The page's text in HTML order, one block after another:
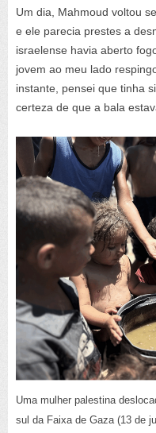
Um dia, Mahmoud voltou
e ele parecia prestes a
israelense havia aberto
jovem ao meu lado
instante, pensei que tinha
certeza de que a bala
Uma mulher palestina
sul da Faixa de Gaza (13 de